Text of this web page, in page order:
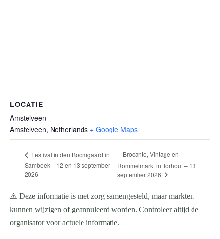
LOCATIE
Amstelveen
Amstelveen, Netherlands + Google Maps
Festival in den Boomgaard in
Sambeek – 12 en 13 september
2026
Brocante, Vintage en
Rommelmarkt in Torhout – 13
september 2026
⚠️ Deze informatie is met zorg samengesteld, maar markten
kunnen wijzigen of geannuleerd worden. Controleer altijd de
organisator voor actuele informatie.